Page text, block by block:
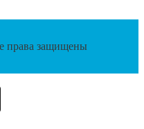
права защищены